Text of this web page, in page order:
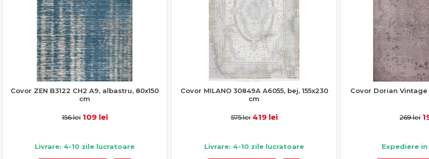
Covor ZEN B3122 CH2 A9, albastru, 80x150
cm
156 lei 109 lei
Livrare: 4-10 zile lucratoare
Covor MILANO 30849A A6055, bej, 155x230
cm
575 lei 419 lei
Livrare: 4-10 zile lucratoare
Covor Dorian Vintage
269 lei
Expediere